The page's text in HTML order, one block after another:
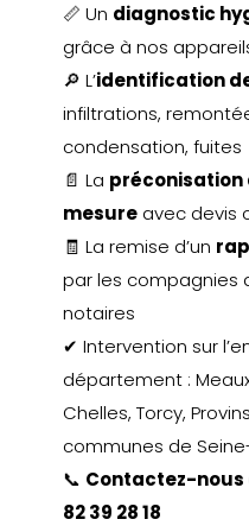
📏 Un diagnostic
grâce à nos
🔎 L’identification
infiltrations,
condensation, fuites
📄 La préconisation
mesure avec devis
🧾 La remise d’un
par les compagnies
notaires
✔ Intervention sur
département :
Chelles, Torcy,
communes de
📞 Contactez-nous
82 39 28 18